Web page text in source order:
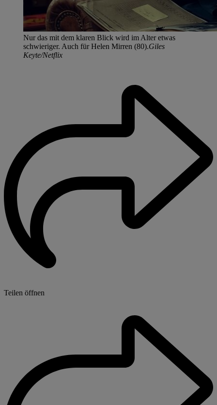
Nur das mit dem klaren Blick wird im Alter etwas
schwieriger. Auch für Helen Mirren (80).Giles
Keyte/Netflix
Teilen öffnen